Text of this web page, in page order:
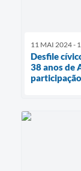
11 MAI 2024 -
Desfile
38 anos de